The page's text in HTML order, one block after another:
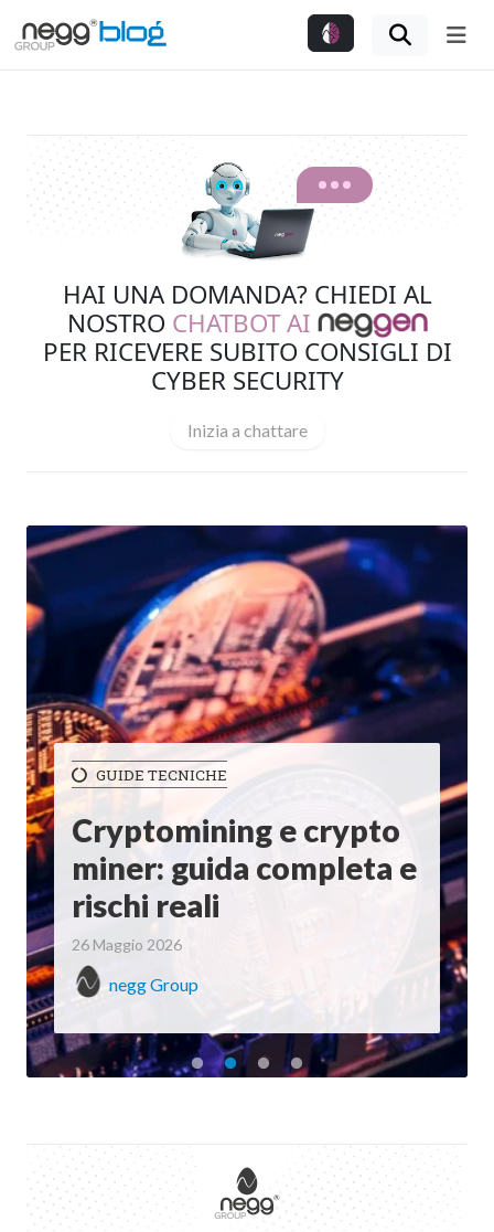
HAI UNA DOMANDA? CHIEDI AL
NOSTRO CHATBOT AI
PER RICEVERE SUBITO CONSIGLI DI
CYBER SECURITY
Inizia a chattare
GUIDE TECNICHE
Cryptomining e crypto
miner: guida completa e
rischi reali
26 Maggio 2026
negg Group